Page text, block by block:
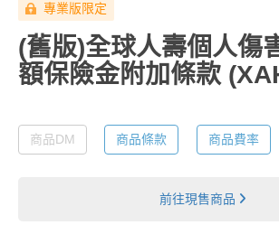
專業版限定
(舊版)全球人壽個人傷
額保險金附加條款
商品DM 商品條款 商品費率
前往現售商品